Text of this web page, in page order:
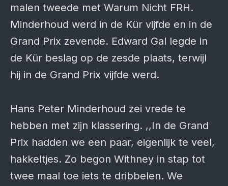
malen tweede met Warum Nicht FRH.
Minderhoud werd in de Kür vijfde en in de
Grand Prix zevende. Edward Gal legde in
de Kür beslag op de zesde plaats, terwijl
hij in de Grand Prix vijfde werd.
Hans Peter Minderhoud zei vrede te
hebben met zijn klassering. ,,In de Grand
Prix hadden we een paar, eigenlijk te veel,
hakkeltjes. Zo begon Withney in stap tot
twee maal toe iets te dribbelen. We